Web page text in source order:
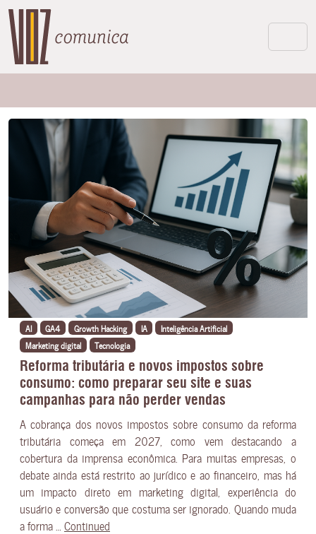
AI GA4 Growth Hacking IA
Inteligência Artificial
Marketing digital
Tecnologia
Reforma tributária e novos impostos sobre
consumo: como preparar seu site e suas
campanhas para não perder vendas
A cobrança dos novos impostos sobre consumo da reforma
tributária começa em 2027, como vem destacando a
cobertura da imprensa econômica. Para muitas empresas, o
debate ainda está restrito ao jurídico e ao financeiro, mas há
um impacto direto em marketing digital, experiência do
usuário e conversão que costuma ser ignorado. Quando muda
a forma … Continued